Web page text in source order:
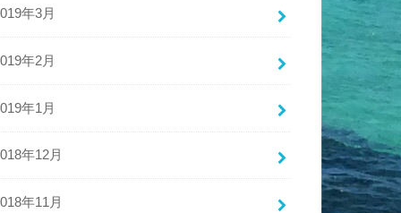
年3月
年2月
年1月
年12月
年11月